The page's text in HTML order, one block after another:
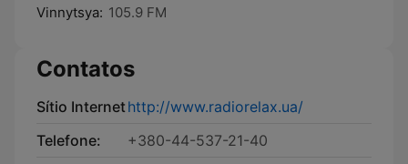
Vinnytsya: 105.9 FM
Contatos
Sítio Internethttp://www.radiorelax.ua/
Telefone:
+380-44-537-21-40